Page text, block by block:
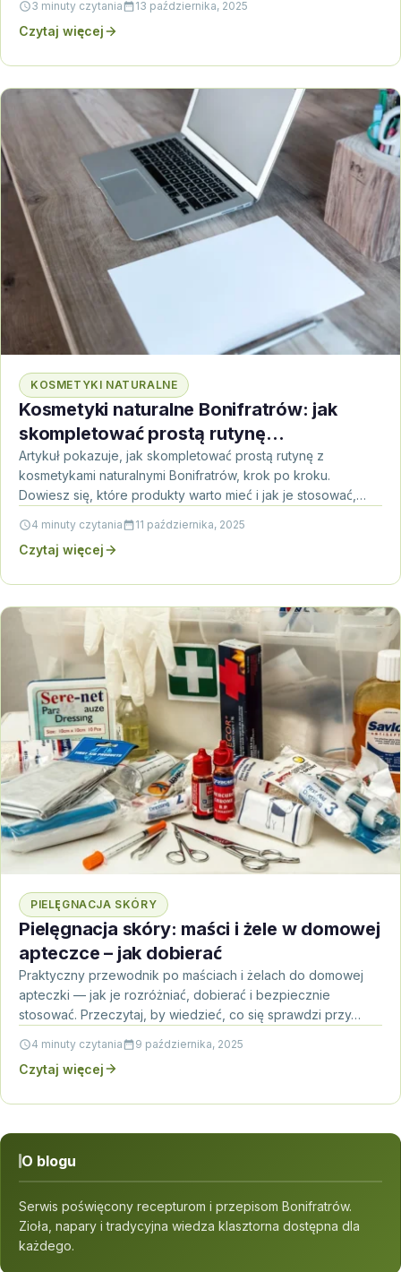
3 minuty czytania 13 października, 2025
Czytaj więcej
KOSMETYKI NATURALNE
Kosmetyki naturalne Bonifratrów: jak
skompletować prostą rutynę
pielęgnacyjną
Artykuł pokazuje, jak skompletować prostą rutynę z
kosmetykami naturalnymi Bonifratrów, krok po kroku.
Dowiesz się, które produkty warto mieć i jak je stosować,
4 minuty czytania 11 października, 2025
Czytaj więcej
PIELĘGNACJA SKÓRY
Pielęgnacja skóry: maści i żele w domowej
apteczce – jak dobierać
Praktyczny przewodnik po maściach i żelach do domowej
apteczki — jak je rozróżniać, dobierać i bezpiecznie
stosować. Przeczytaj, by wiedzieć, co się sprawdzi przy…
4 minuty czytania 9 października, 2025
Czytaj więcej
O blogu
Serwis poświęcony recepturom i przepisom Bonifratrów.
Zioła, napary i tradycyjna wiedza klasztorna dostępna dla
każdego.